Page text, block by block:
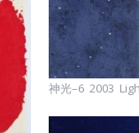
神光–6 2003